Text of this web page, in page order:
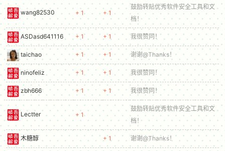
cn
wang82530 + 1 + 1
鼓励转贴优秀软件安全工具和文
档！
ASDasd641116 + 1 + 1 我很赞同！
taichao + 1 + 1 谢谢@Thanks！
ninofeliz + 1 + 1 我很赞同！
zbh666 + 1 + 1 我很赞同！
Lectter + 1
鼓励转贴优秀软件安全工具和文
档！
木糖醇 + 1 谢谢@Thanks！